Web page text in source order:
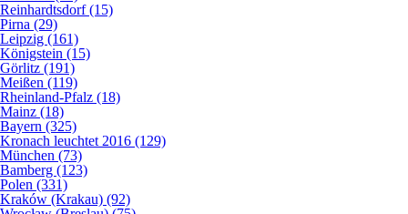
Reinhardtsdorf (15)
Pirna (29)
Leipzig (161)
Königstein (15)
Görlitz (191)
Meißen (119)
Rheinland-Pfalz (18)
Mainz (18)
Bayern (325)
Kronach leuchtet 2016 (129)
München (73)
Bamberg (123)
Polen (331)
Kraków (Krakau) (92)